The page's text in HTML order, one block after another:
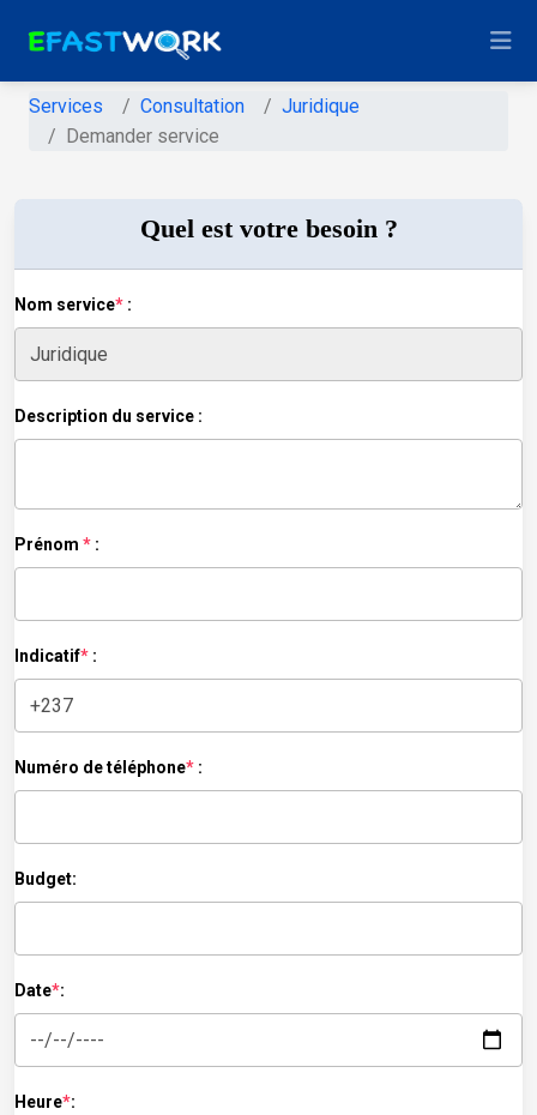
Services Consultation
Juridique
Demander service
Quel est votre besoin ?
Nom service* :
Description du service :
Prénom * :
Indicatif* :
Numéro de téléphone* :
Budget:
Date*:
Heure*: